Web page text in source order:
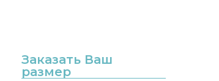
Заказать Ваш
размер